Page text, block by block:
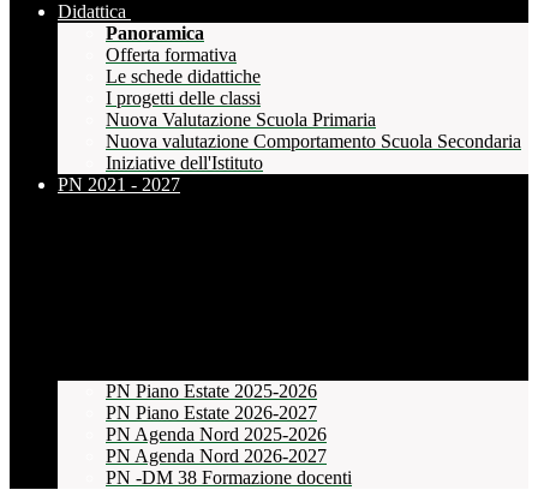
Didattica
Panoramica
Offerta formativa
Le schede didattiche
I progetti delle classi
Nuova Valutazione Scuola Primaria
Nuova valutazione Comportamento Scuola Secondaria
Iniziative dell'Istituto
PN 2021 - 2027
PN Piano Estate 2025-2026
PN Piano Estate 2026-2027
PN Agenda Nord 2025-2026
PN Agenda Nord 2026-2027
PN -DM 38 Formazione docenti